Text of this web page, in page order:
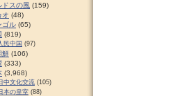
ドスの風 (159)
オ (48)
ゴル (65)
(819)
民中国 (97)
鮮 (106)
(333)
(3,968)
中文化交流 (105)
本の皇室 (88)